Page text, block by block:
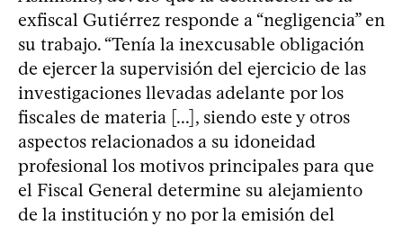
exfiscal Gutiérrez responde a “negligencia” en
su trabajo. “Tenía la inexcusable obligación
de ejercer la supervisión del ejercicio de las
investigaciones llevadas adelante por los
fiscales de materia [...], siendo este y otros
aspectos relacionados a su idoneidad
profesional los motivos principales para que
el Fiscal General determine su alejamiento
de la institución y no por la emisión del